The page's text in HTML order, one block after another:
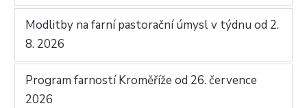
Modlitby na farní pastorační úmysl v týdnu od 2.
8. 2026
Program farností Kroměříže od 26. července
2026